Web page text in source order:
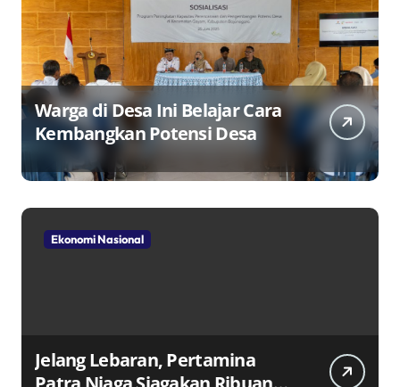
Warga di Desa Ini Belajar Cara
Kembangkan Potensi Desa
Ekonomi Nasional
Jelang Lebaran, Pertamina